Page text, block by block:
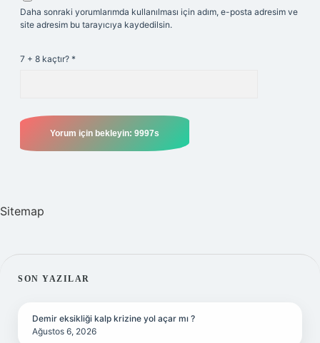
Daha sonraki yorumlarımda kullanılması için adım, e-posta adresim ve
site adresim bu tarayıcıya kaydedilsin.
7 + 8 kaçtır? *
Sitemap
SIDEBAR
SON YAZILAR
Demir eksikliği kalp krizine yol açar mı ?
Ağustos 6, 2026